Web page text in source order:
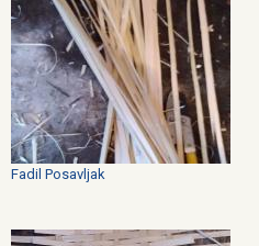
Fadil Posavljak